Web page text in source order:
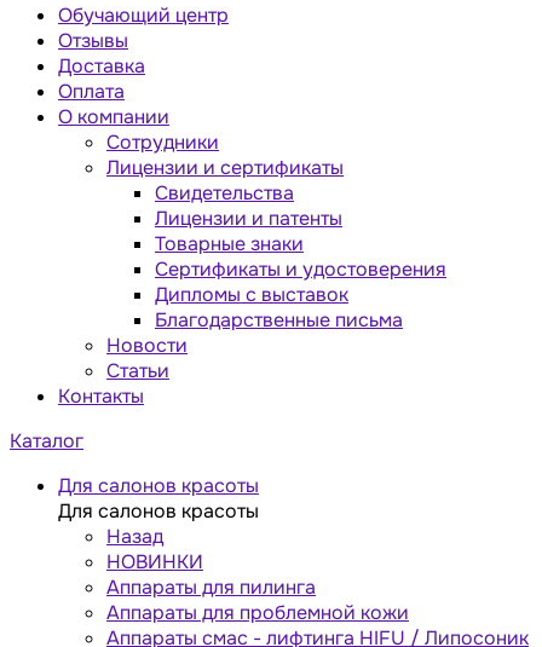
Обучающий центр
Отзывы
Доставка
Оплата
О компании
Сотрудники
Лицензии и сертификаты
Свидетельства
Лицензии и патенты
Товарные знаки
Сертификаты и удостоверения
Дипломы с выставок
Благодарственные письма
Новости
Статьи
Контакты
Каталог
Для салонов красоты
Для салонов красоты
Назад
НОВИНКИ
Аппараты для пилинга
Аппараты для проблемной кожи
Аппараты cмас - лифтинга HIFU / Липосоник